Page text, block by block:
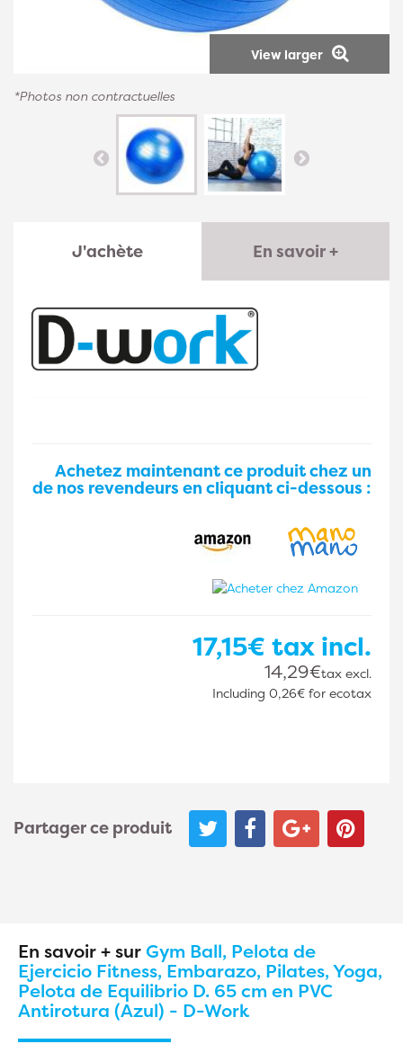
View larger
*Photos non contractuelles
J'achète En savoir +
Achetez maintenant ce produit chez un
de nos revendeurs en cliquant ci-dessous :
17,15€ tax incl.
14,29€tax excl.
Including 0,26€ for ecotax
Partager ce produit
En savoir + surGym Ball, Pelota de
Ejercicio Fitness, Embarazo, Pilates, Yoga,
Pelota de Equilibrio D. 65 cm en PVC
Antirotura (Azul) - D-Work